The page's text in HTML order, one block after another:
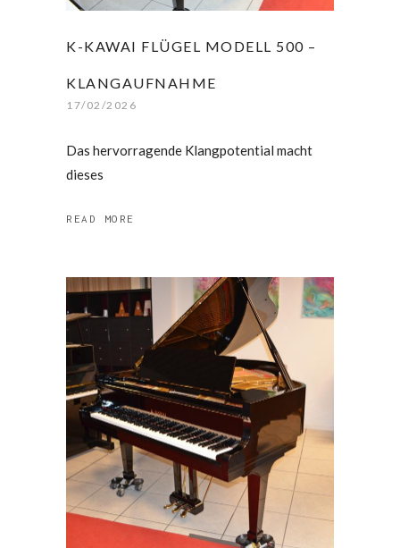
K-KAWAI FLÜGEL MODELL 500 –
KLANGAUFNAHME
17/02/2026
Das hervorragende Klangpotential macht
dieses
READ MORE